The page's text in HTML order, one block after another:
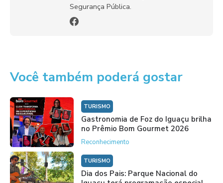
Segurança Pública.
Você também poderá gostar
TURISMO
Gastronomia de Foz do Iguaçu brilha
no Prêmio Bom Gourmet 2026
Reconhecimento
TURISMO
Dia dos Pais: Parque Nacional do